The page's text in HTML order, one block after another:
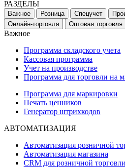
РАЗДЕЛЫ
Важное Розница Спецучет
Онлайн-торговля
Оптовая торговля
Важное
Программа складского учета
Кассовая программа
Учет на производстве
Программа для торговли на
Программа для маркировки
Печать ценников
Генератор штрихкодов
АВТОМАТИЗАЦИЯ
Автоматизация розничной
Автоматизация магазина
CRM для розничной торговли